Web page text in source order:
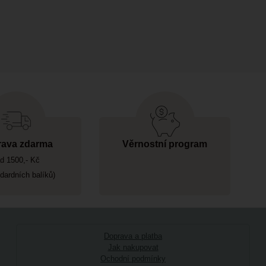
zdarma
1500,- Kč
balíků)
Věrnostní program
Doprava a platba
Jak nakupovat
Ochodní podmínky